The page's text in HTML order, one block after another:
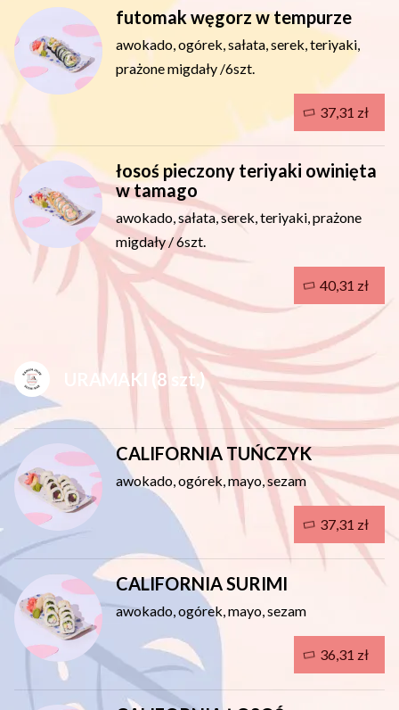
futomak węgorz w tempurze
awokado, ogórek, sałata, serek, teriyaki,
prażone migdały /6szt.
łosoś pieczony teriyaki owinięta
w tamago
awokado, sałata, serek, teriyaki, prażone
migdały / 6szt.
URAMAKI (8 szt.)
CALIFORNIA TUŃCZYK
awokado, ogórek, mayo, sezam
CALIFORNIA SURIMI
awokado, ogórek, mayo, sezam